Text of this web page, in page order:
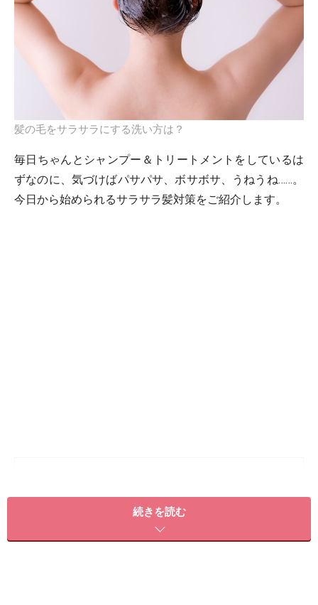
髪の毛をサラサラにする洗い方は？
毎日ちゃんとシャンプー＆トリートメントをしているは
ずなのに、気づけばパサパサ、ボサボサ、うねうね……。
今日から始められるサラサラ髪対策をご紹介します。
髪がサラサラにならないのは、間違ったヘアケアが原因かも?
続きを読む